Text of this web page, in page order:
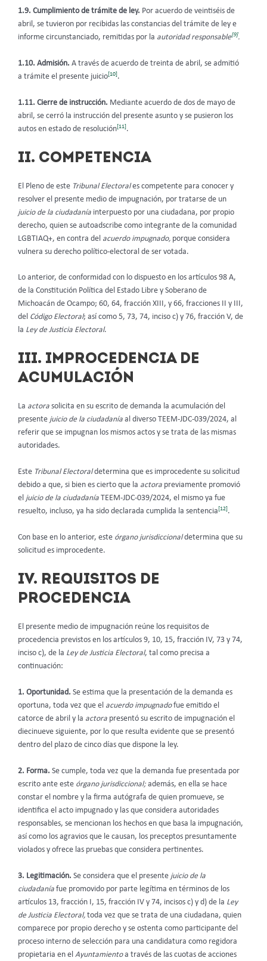
1.9. Cumplimiento de trámite de ley. Por acuerdo de veintiséis de
abril, se tuvieron por recibidas las constancias del trámite de ley e
informe circunstanciado, remitidas por la autoridad responsable[9].
1.10. Admisión. A través de acuerdo de treinta de abril, se admitió
a trámite el presente juicio[10].
1.11. Cierre de instrucción. Mediante acuerdo de dos de mayo de
abril, se cerró la instrucción del presente asunto y se pusieron los
autos en estado de resolución[11].
II. COMPETENCIA
El Pleno de este Tribunal Electorales competente para conocer y
resolver el presente medio de impugnación, por tratarse de un
juicio de la ciudadanía interpuesto por una ciudadana, por propio
derecho, quien se autoadscribe como integrante de la comunidad
LGBTIAQ+, en contra del acuerdo impugnado, porque considera
vulnera su derecho político-electoral de ser votada.
Lo anterior, de conformidad con lo dispuesto en los artículos 98 A,
de la Constitución Política del Estado Libre y Soberano de
Michoacán de Ocampo; 60, 64, fracción XIII, y 66, fracciones II y III,
del Código Electoral; así como 5, 73, 74, inciso c) y 76, fracción V, de
la Ley de Justicia Electoral.
III. IMPROCEDENCIA DE
ACUMULACIÓN
La actora solicita en su escrito de demanda la acumulación del
presente juicio de la ciudadanía al diverso TEEM-JDC-039/2024, al
referir que se impugnan los mismos actos y se trata de las mismas
autoridades.
Este Tribunal Electoraldetermina que es improcedente su solicitud
debido a que, si bien es cierto que la actora previamente promovió
el juicio de la ciudadanía TEEM-JDC-039/2024, el mismo ya fue
resuelto, incluso, ya ha sido declarada cumplida la sentencia[12].
Con base en lo anterior, este órgano jurisdiccionaldetermina que su
solicitud es improcedente.
IV. REQUISITOS DE
PROCEDENCIA
El presente medio de impugnación reúne los requisitos de
procedencia previstos en los artículos 9, 10, 15, fracción IV, 73 y 74,
inciso c), de la Ley de Justicia Electoral, tal como precisa a
continuación:
1. Oportunidad. Se estima que la presentación de la demanda es
oportuna, toda vez que el acuerdo impugnadofue emitido el
catorce de abril y la actora presentó su escrito de impugnación el
diecinueve siguiente, por lo que resulta evidente que se presentó
dentro del plazo de cinco días que dispone la ley.
2. Forma. Se cumple, toda vez que la demanda fue presentada por
escrito ante este órgano jurisdiccional; además, en ella se hace
constar el nombre y la firma autógrafa de quien promueve, se
identifica el acto impugnado y las que considera autoridades
responsables, se mencionan los hechos en que basa la impugnación,
así como los agravios que le causan, los preceptos presuntamente
violados y ofrece las pruebas que considera pertinentes.
3. Legitimación. Se considera que el presente juicio de la
ciudadanía fue promovido por parte legítima en términos de los
artículos 13, fracción I, 15, fracción IV y 74, incisos c) y d) de la Ley
de Justicia Electoral, toda vez que se trata de una ciudadana, quien
comparece por propio derecho y se ostenta como participante del
proceso interno de selección para una candidatura como regidora
propietaria en el Ayuntamientoa través de las cuotas de acciones